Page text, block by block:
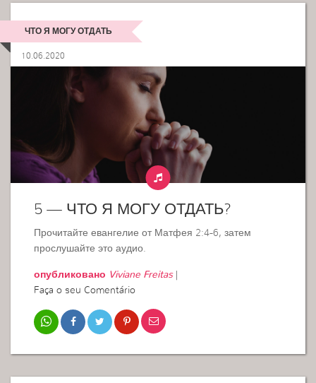
ЧТО Я МОГУ ОТДАТЬ
10.06.2020
5 — ЧТО Я МОГУ ОТДАТЬ?
Прочитайте евангелие от Матфея 2:4-6, затем
прослушайте это аудио.
опубликовано Viviane Freitas|
Faça o seu Comentário